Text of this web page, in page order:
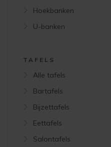
Hoekbanken
U-banken
TAFELS
Alle tafels
Bartafels
Bijzettafels
Eettafels
Salontafels